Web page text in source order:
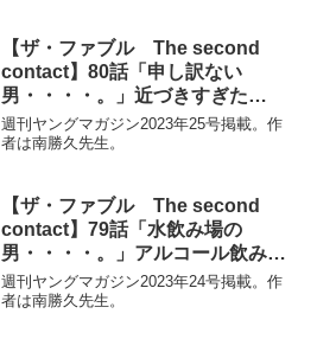
【ザ・ファブル The second
contact】80話「申し訳ない
男・・・・。」近づきすぎた
男・・・・。
週刊ヤングマガジン2023年25号掲載。作
者は南勝久先生。
【ザ・ファブル The second
contact】79話「水飲み場の
男・・・・。」アルコール飲みの
場合じゃない女・・・・。
週刊ヤングマガジン2023年24号掲載。作
者は南勝久先生。